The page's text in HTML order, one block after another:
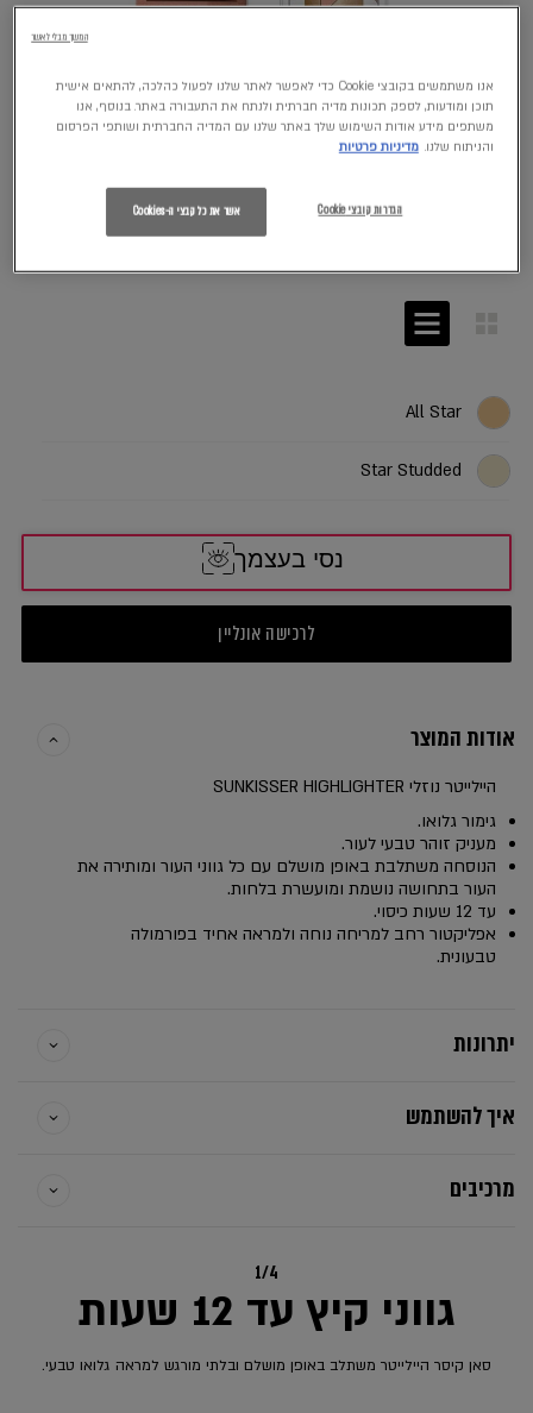
All Star
Star Studded
נסי בעצמך
לרכישה אונליין
אודות המוצר
היילייטר נוזלי SUNKISSER HIGHLIGHTER
גימור גלואו.
מעניק זוהר טבעי לעור.
הנוסחה משתלבת באופן מושלם עם כל גווני העור ומותירה את
העור בתחושה נושמת ומועשרת בלחות.
עד 12 שעות כיסוי.
אפליקטור רחב למריחה נוחה ולמראה אחיד בפורמולה
טבעונית.
יתרונות
איך להשתמש
מרכיבים
1/4
גווני קיץ עד 12 שעות
סאן קיסר היילייטר משתלב באופן מושלם ובלתי מורגש למראה גלואו טבעי.
אנו משתמשים בקובצי Cookie כדי לאפשר לאתר שלנו לפעול כהלכה, להתאים אישית
תוכן ומודעות, לספק תכונות מדיה חברתית ולנתח את התעבורה באתר. בנוסף, אנו
משתפים מידע אודות השימוש שלך באתר שלנו עם המדיה החברתית ושותפי הפרסום
והניתוח שלנו. מדיניות פרטיות
הגדרות קובצי Cookie אשר את כל קבצי ה-Cookies
המשך מבלי לאשר